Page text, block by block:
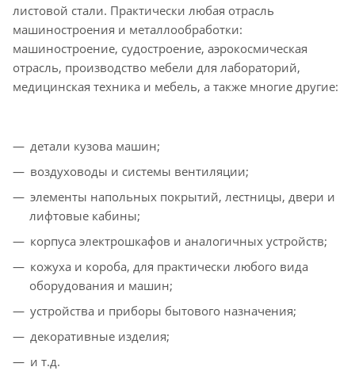
листовой стали. Практически любая отрасль
машиностроения и металлообработки:
машиностроение, судостроение, аэрокосмическая
отрасль, производство мебели для лабораторий,
медицинская техника и мебель, а также многие другие:
детали кузова машин;
воздуховоды и системы вентиляции;
элементы напольных покрытий, лестницы, двери и
лифтовые кабины;
корпуса электрошкафов и аналогичных устройств;
кожуха и короба, для практически любого вида
оборудования и машин;
устройства и приборы бытового назначения;
декоративные изделия;
и т.д.